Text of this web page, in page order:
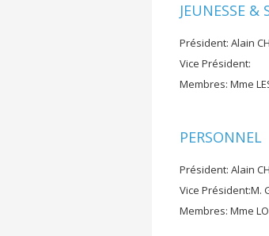
JEUNESSE &
Président: Alain
Vice Président:
Membres: Mme
PERSONNEL
Président: Alain
Vice Président:M.
Membres: Mme